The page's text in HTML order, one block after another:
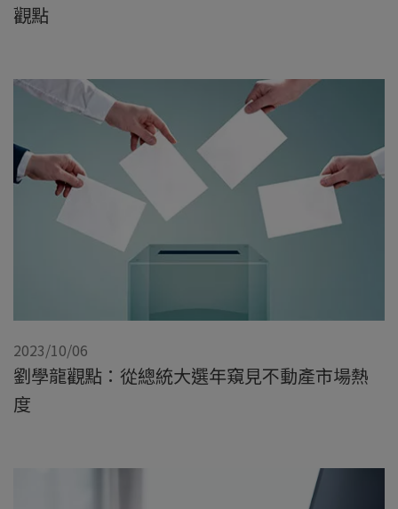
觀點
2023/10/06
劉學龍觀點：從總統大選年窺見不動產市場熱
度